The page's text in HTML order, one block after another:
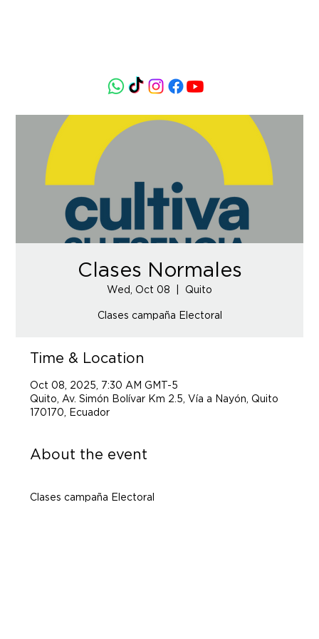
Clases Normales
Wed, Oct 08 Quito
Clases campaña Electoral
Time & Location
Oct 08, 2025, 7:30 AM GMT-5
Quito, Av. Simón Bolívar Km 2.5, Vía a Nayón, Quito
170170, Ecuador
About the event
Clases campaña Electoral